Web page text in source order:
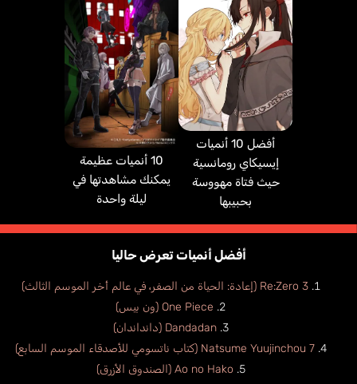
أفضل 10 أنميات
إيسيكاي رومانسية
حيث فتاة مهووسة
بحبيبها
10 أنميات عظيمة
يمكنك مشاهدتها في
ليلة واحدة
أفضل أنميات تعرض حاليا
Re:Zero 3 (إعادة: الحياة من الصفر، في عالم أخر الموسم الثالث)
One Piece (ون بيس)
Dandadan (دانداندان)
Natsume Yuujinchou 7 (كتاب ناتسومي للأصدقاء الموسم السابع)
Ao no Hako (الصندوق الأزرق)